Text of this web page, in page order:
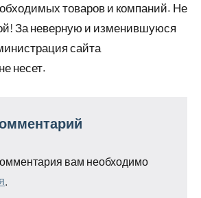
товаров и компаний. Не
За неверную и изменившуюся
сайта
несет.
вам необходимо